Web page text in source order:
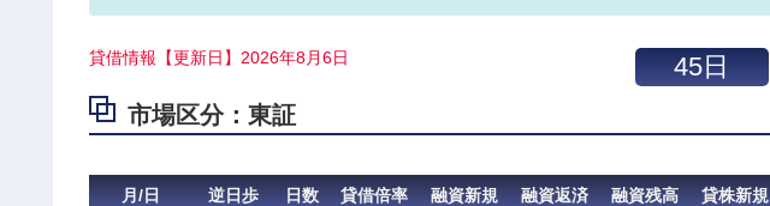
貸借情報【更新日】2026年8月6日
市場区分：東証
月/日 逆日歩 日数 貸借倍率 融資新規 融資返済 融資残高 貸株新規